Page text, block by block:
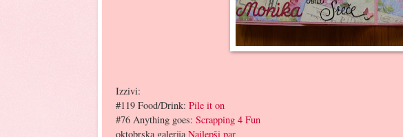
Izzivi:
#119 Food/Drink: Pile it on
#76 Anything goes: Scrapping 4 Fun
oktobrska galerija Najlepši par